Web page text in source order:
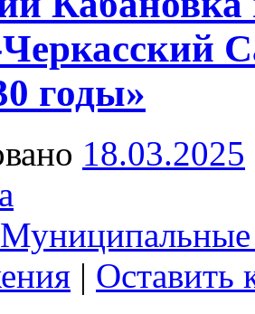
годы»
18.03.2025
| Оставить